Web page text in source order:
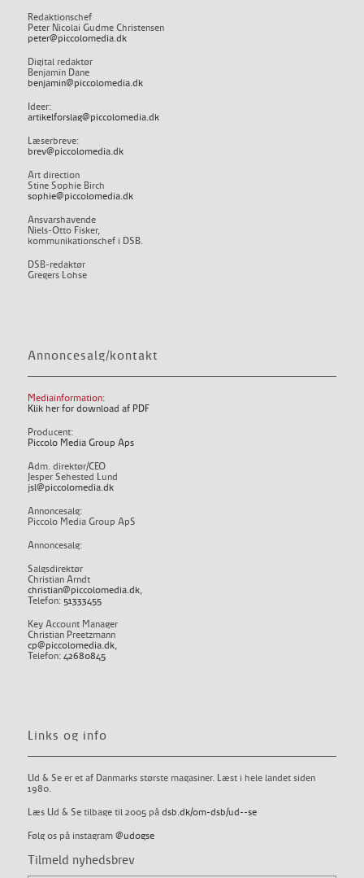
Redaktionschef
Peter Nicolai Gudme Christensen
peter@piccolomedia.dk
Digital redaktør
Benjamin Dane
benjamin@piccolomedia.dk
Ideer:
artikelforslag@piccolomedia.dk
Læserbreve:
brev@piccolomedia.dk
Art direction
Stine Sophie Birch
sophie@piccolomedia.dk
Ansvarshavende
Niels-Otto Fisker,
kommunikationschef i DSB.
DSB-redaktør
Gregers Lohse
Annoncesalg/kontakt
Mediainformation:
Klik her for download af PDF
Producent:
Piccolo Media Group Aps
Adm. direktør/CEO
Jesper Sehested Lund
jsl@piccolomedia.dk
Annoncesalg:
Piccolo Media Group ApS
Annoncesalg:
Salgsdirektør
Christian Arndt
christian@piccolomedia.dk,
Telefon: 51333455
Key Account Manager
Christian Preetzmann
cp@piccolomedia.dk,
Telefon: 42680845
Links og info
Ud & Se er et af Danmarks største magasiner. Læst i hele landet siden
1980.
Læs Ud & Se tilbage til 2005 på dsb.dk/om-dsb/ud--se
Følg os på instagram @udogse
Tilmeld nyhedsbrev